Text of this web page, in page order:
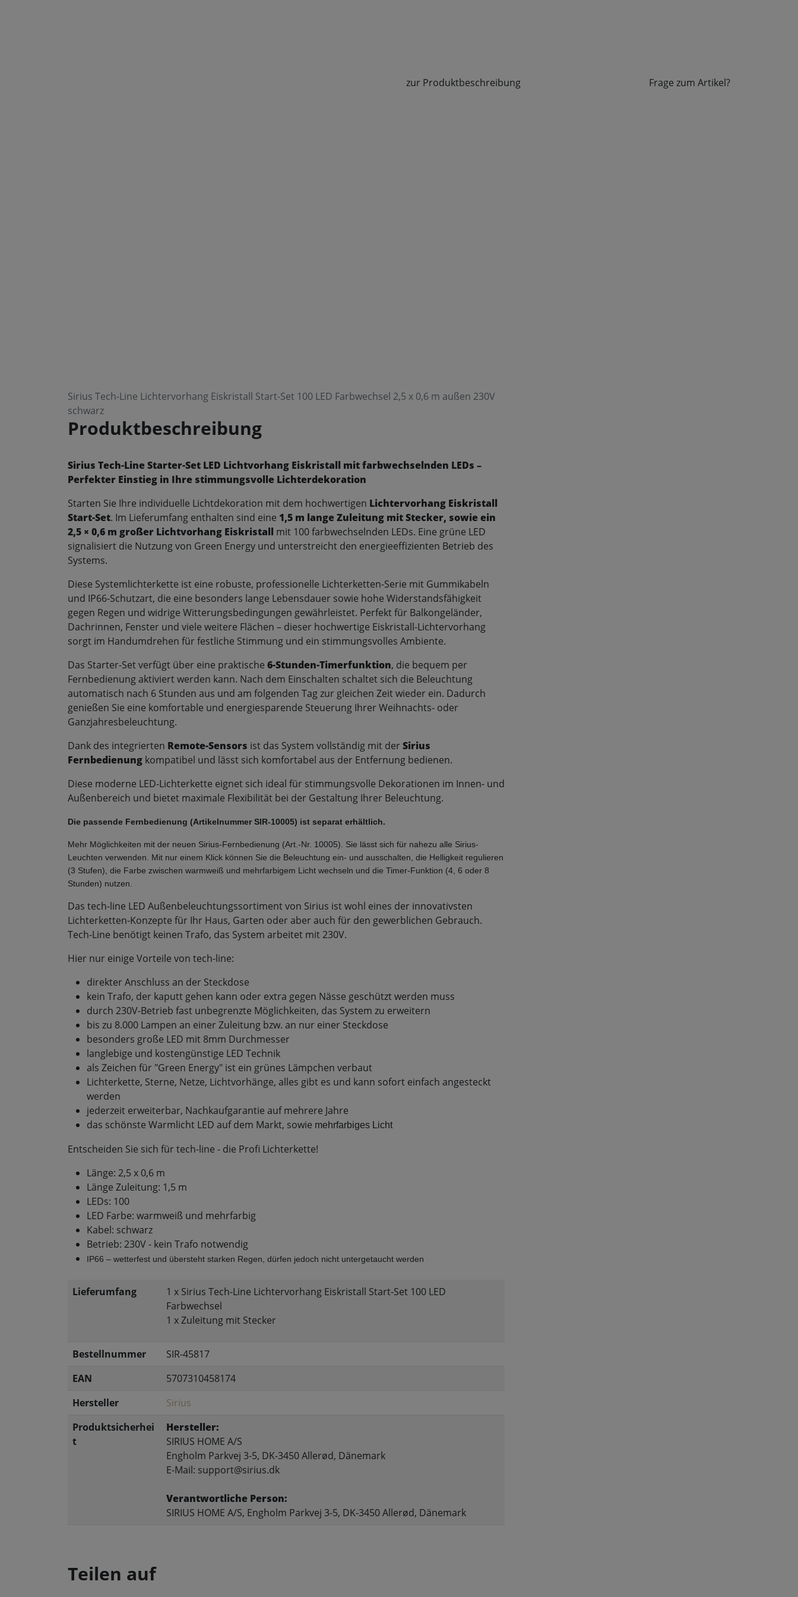
zur Produktbeschreibung Frage zum Artikel?
Sirius Tech-Line Lichtervorhang Eiskristall Start-Set 100 LED Farbwechsel 2,5 x 0,6 m außen 230V
schwarz
Produktbeschreibung
Sirius Tech-Line Starter-Set LED Lichtvorhang Eiskristall mit farbwechselnden LEDs –
Perfekter Einstieg in Ihre stimmungsvolle Lichterdekoration
Starten Sie Ihre individuelle Lichtdekoration mit dem hochwertigen Lichtervorhang Eiskristall
Start-Set. Im Lieferumfang enthalten sind eine 1,5 m lange Zuleitung mit Stecker, sowie ein
2,5 × 0,6 m großer Lichtvorhang Eiskristall mit 100 farbwechselnden LEDs. Eine grüne LED
signalisiert die Nutzung von Green Energy und unterstreicht den energieeffizienten Betrieb des
Systems.
Diese Systemlichterkette ist eine robuste, professionelle Lichterketten-Serie mit Gummikabeln
und IP66-Schutzart, die eine besonders lange Lebensdauer sowie hohe Widerstandsfähigkeit
gegen Regen und widrige Witterungsbedingungen gewährleistet. Perfekt für Balkongeländer,
Dachrinnen, Fenster und viele weitere Flächen – dieser hochwertige Eiskristall-Lichtervorhang
sorgt im Handumdrehen für festliche Stimmung und ein stimmungsvolles Ambiente.
Das Starter-Set verfügt über eine praktische 6-Stunden-Timerfunktion, die bequem per
Fernbedienung aktiviert werden kann. Nach dem Einschalten schaltet sich die Beleuchtung
automatisch nach 6 Stunden aus und am folgenden Tag zur gleichen Zeit wieder ein. Dadurch
genießen Sie eine komfortable und energiesparende Steuerung Ihrer Weihnachts- oder
Ganzjahresbeleuchtung.
Dank des integrierten Remote-Sensors ist das System vollständig mit derSirius
Fernbedienung kompatibel und lässt sich komfortabel aus der Entfernung bedienen.
Diese moderne LED-Lichterkette eignet sich ideal für stimmungsvolle Dekorationen im Innen- und
Außenbereich und bietet maximale Flexibilität bei der Gestaltung Ihrer Beleuchtung.
Die passende Fernbedienung (Artikelnummer SIR-10005) ist separat erhältlich.
Mehr Möglichkeiten mit der neuen Sirius-Fernbedienung (Art.-Nr. 10005). Sie lässt sich für nahezu alle Sirius-
Leuchten verwenden. Mit nur einem Klick können Sie die Beleuchtung ein- und ausschalten, die Helligkeit regulieren
(3 Stufen), die Farbe zwischen warmweiß und mehrfarbigem Licht wechseln und die Timer-Funktion (4, 6 oder 8
Stunden) nutzen.
Das tech-line LED Außenbeleuchtungssortiment von Sirius ist wohl eines der innovativsten
Lichterketten-Konzepte für Ihr Haus, Garten oder aber auch für den gewerblichen Gebrauch.
Tech-Line benötigt keinen Trafo, das System arbeitet mit 230V.
Hier nur einige Vorteile von tech-line:
direkter Anschluss an der Steckdose
kein Trafo, der kaputt gehen kann oder extra gegen Nässe geschützt werden muss
durch 230V-Betrieb fast unbegrenzte Möglichkeiten, das System zu erweitern
bis zu 8.000 Lampen an einer Zuleitung bzw. an nur einer Steckdose
besonders große LED mit 8mm Durchmesser
langlebige und kostengünstige LED Technik
als Zeichen für "Green Energy" ist ein grünes Lämpchen verbaut
Lichterkette, Sterne, Netze, Lichtvorhänge, alles gibt es und kann sofort einfach angesteckt
werden
jederzeit erweiterbar, Nachkaufgarantie auf mehrere Jahre
das schönste Warmlicht LED auf dem Markt, sowie mehrfarbiges Licht
Entscheiden Sie sich für tech-line - die Profi Lichterkette!
Länge: 2,5 x 0,6 m
Länge Zuleitung: 1,5 m
LEDs: 100
LED Farbe: warmweiß und mehrfarbig
Kabel: schwarz
Betrieb: 230V - kein Trafo notwendig
IP66 – wetterfest und übersteht starken Regen, dürfen jedoch nicht untergetaucht werden
Lieferumfang
1 x Sirius Tech-Line Lichtervorhang Eiskristall Start-Set 100 LED
Farbwechsel
1 x Zuleitung mit Stecker
Bestellnummer
SIR-45817
EAN
5707310458174
Hersteller
Sirius
Produktsicherhei
t
Hersteller:
SIRIUS HOME A/S
Engholm Parkvej 3-5, DK-3450 Allerød, Dänemark
E-Mail: support@sirius.dk
Verantwortliche Person:
SIRIUS HOME A/S, Engholm Parkvej 3-5, DK-3450 Allerød, Dänemark
Teilen auf